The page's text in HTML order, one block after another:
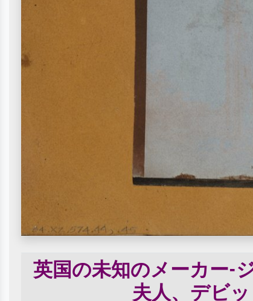
英国の未知のメーカー-
夫人、デビッ